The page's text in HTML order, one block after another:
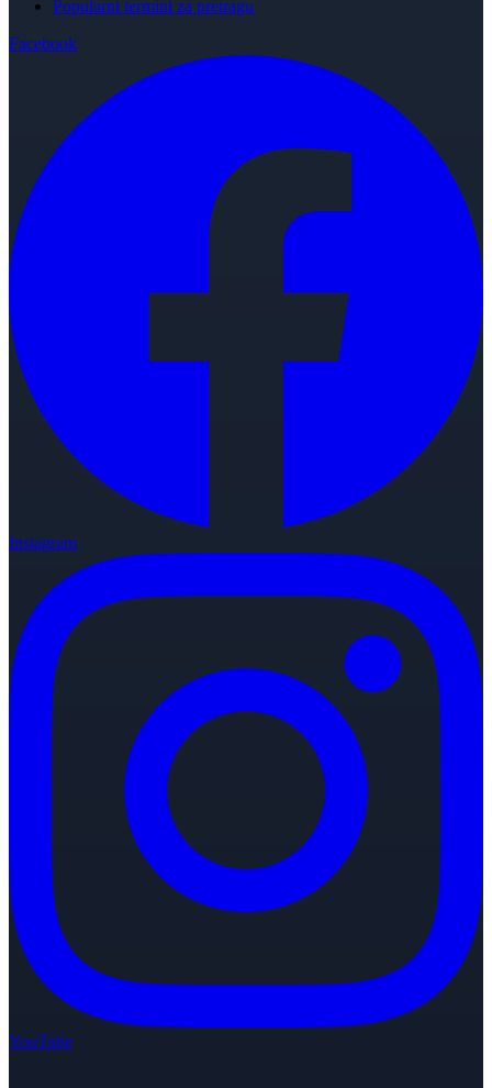
Popularni termini za pretragu
Facebook
Instagram
YouTube